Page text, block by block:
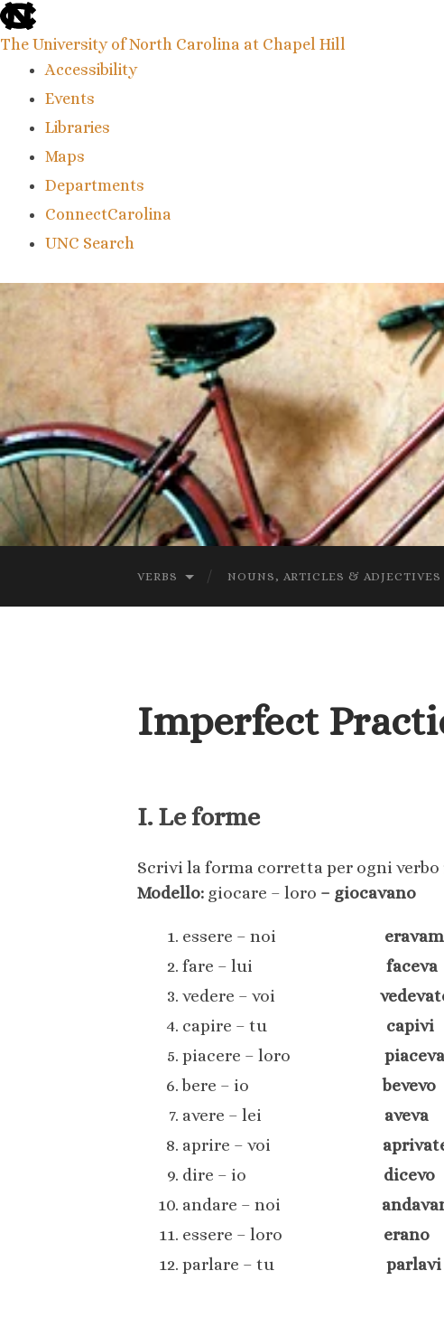
skip
to
the
utility
The University of North Carolina at Chapel Hill
Accessibility
Events
Libraries
Maps
Departments
ConnectCarolina
UNC Search
main
VERBS NOUNS, ARTICLES & ADJECTIVES
Imperfect
I. Le forme
Scrivi la forma corretta per ogni
Modello: giocare – loro – giocavano
essere – noi
fare – lui faceva
vedere – voi
capire – tu capivi
piacere – loro
bere – iobevevo
avere – lei aveva
aprire – voi
dire – io dicevo
andare – noi
essere – loro erano
parlare – tu parlavi